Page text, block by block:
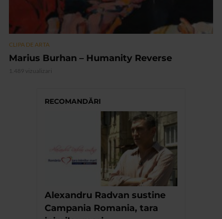
CLIPA DE ARTA
Marius Burhan – Humanity Reverse
1.489 vizualizari
RECOMANDĂRI
Alexandru Radvan sustine
Campania Romania, tara